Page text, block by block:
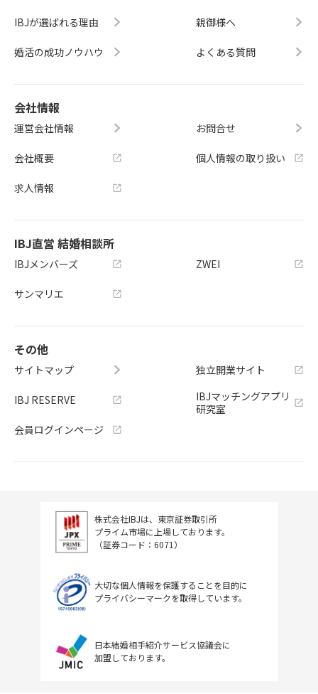
IBJが選ばれる理由
婚活の成功ノウハウ
親御様へ
よくある質問
会社情報
運営会社情報
会社概要
求人情報
お問合せ
個人情報の取り扱い
IBJ直営 結婚相談所
IBJメンバーズ
サンマリエ
ZWEI
その他
サイトマップ
IBJ RESERVE
会員ログインページ
独立開業サイト
IBJマッチングアプリ
研究室
株式会社IBJは、東京証券取引所
プライム市場に上場しております。
（証券コード：6071）
大切な個人情報を保護することを目的に
プライバシーマークを取得しています。
日本結婚相手紹介サービス協議会に
加盟しております。